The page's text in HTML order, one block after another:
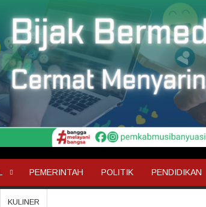
PEMERINTAH POLITIK PENDIDIKAN
KULINER